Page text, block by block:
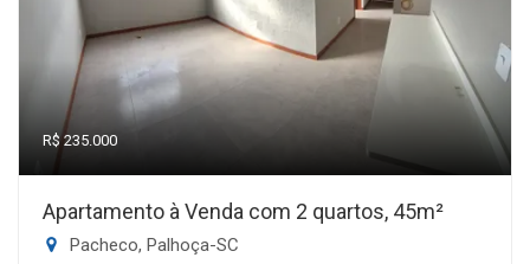
R$ 235.000
Apartamento à Venda com 2 quartos, 45m²
Pacheco, Palhoça-SC